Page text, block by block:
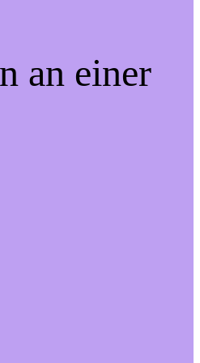
an einer